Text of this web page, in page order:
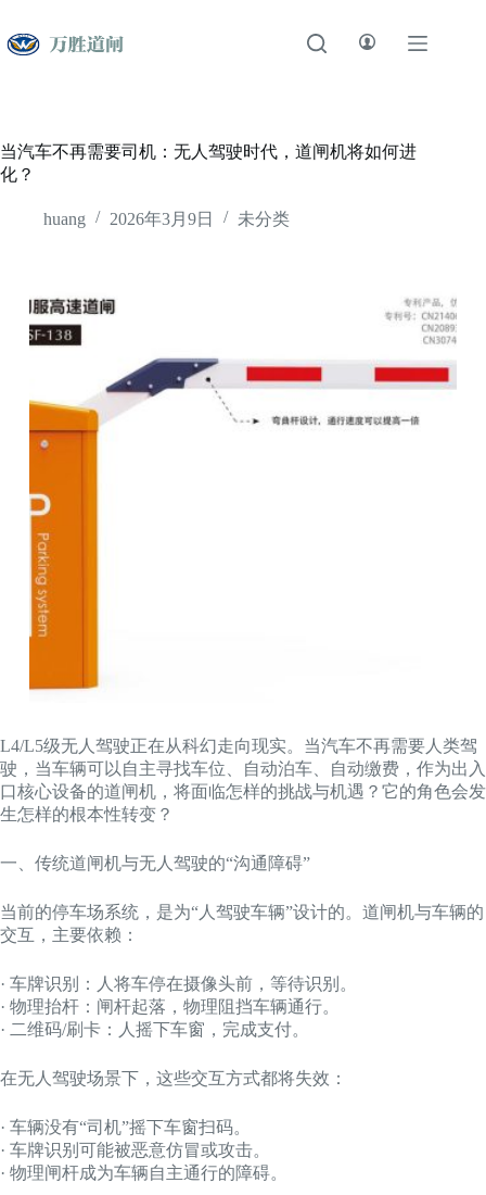
至
内
当汽车不再需要司机：无人驾驶时代，道闸机将如何进
化？
huang 2026年3月9日 未分类
L4/L5级无人驾驶正在从科幻走向现实。当汽车不再需要人类驾
驶，当车辆可以自主寻找车位、自动泊车、自动缴费，作为出入
口核心设备的道闸机，将面临怎样的挑战与机遇？它的角色会发
生怎样的根本性转变？
一、传统道闸机与无人驾驶的“沟通障碍”
当前的停车场系统，是为“人驾驶车辆”设计的。道闸机与车辆的
交互，主要依赖：
· 车牌识别：人将车停在摄像头前，等待识别。
· 物理抬杆：闸杆起落，物理阻挡车辆通行。
· 二维码/刷卡：人摇下车窗，完成支付。
在无人驾驶场景下，这些交互方式都将失效：
· 车辆没有“司机”摇下车窗扫码。
· 车牌识别可能被恶意仿冒或攻击。
· 物理闸杆成为车辆自主通行的障碍。